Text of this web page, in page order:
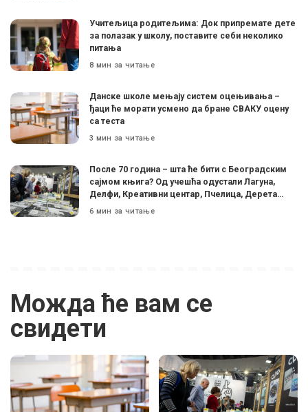
Учитељица родитељима: Док припремате дете
за полазак у школу, поставите себи неколико
питања
8 мин за читање
Данске школе мењају систем оцењивања –
ђаци ће морати усмено да бране СВАКУ оцену
са теста
3 мин за читање
После 70 година – шта ће бити с Београдским
сајмом књига? Од учешћа одустали Лагуна,
Делфи, Креативни центар, Пчелица, Дерета…
6 мин за читање
Можда ће вам се
свидети